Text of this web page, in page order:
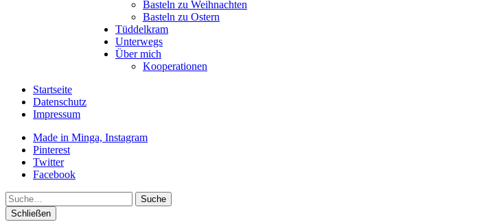
Basteln zu Weihnachten
Basteln zu Ostern
Tüddelkram
Unterwegs
Über mich
Kooperationen
Startseite
Datenschutz
Impressum
Made in Minga, Instagram
Pinterest
Twitter
Facebook
Suche
Schließen